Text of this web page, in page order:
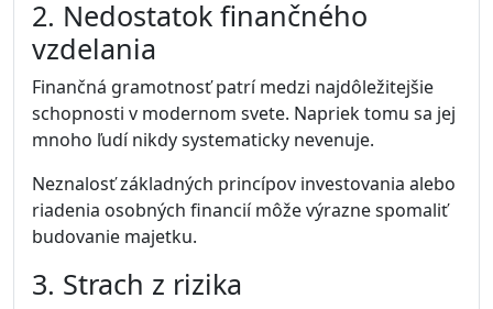
2. Nedostatok finančného
vzdelania
Finančná gramotnosť patrí medzi najdôležitejšie
schopnosti v modernom svete. Napriek tomu sa jej
mnoho ľudí nikdy systematicky nevenuje.
Neznalosť základných princípov investovania alebo
riadenia osobných financií môže výrazne spomaliť
budovanie majetku.
3. Strach z rizika